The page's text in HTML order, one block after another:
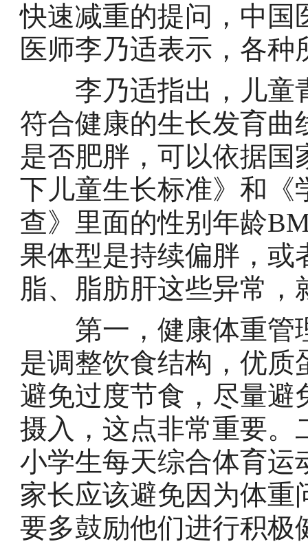
快速减重的提问，中国
医师李乃适表示，各
李乃适指出，儿童
符合健康的生长发育曲
是否肥胖，可以依据国
下儿童生长标准》和《
查》里面的性别年龄
果体型是持续偏胖，或
脂、脂肪肝这些异常，
第一，健康体重管
是调整饮食结构，优
避免过度节食，尽量避
摄入，这点非常重要。
小学生每天综合体育运
家长应该避免因为体
要多鼓励他们进行积极